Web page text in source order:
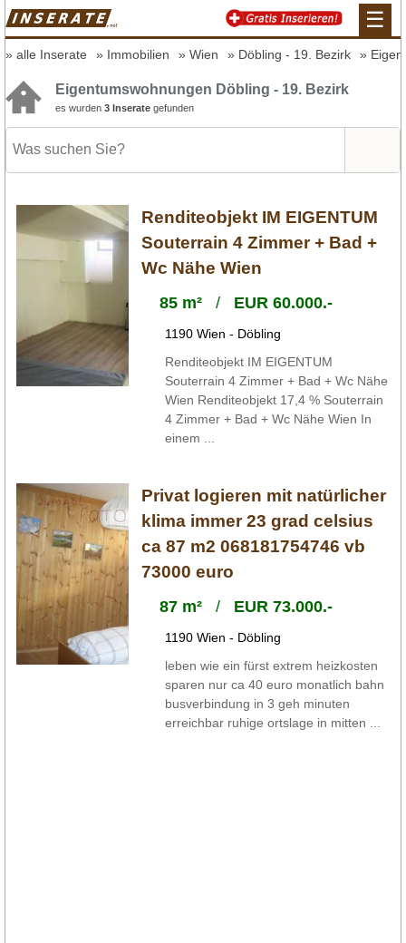
☰
alle Inserate Immobilien Wien Döbling - 19. Bezirk
Eigentumswohnungen Döbling - 19. Bezirk
es wurden 3 Inserate gefunden
Renditeobjekt IM EIGENTUM
Souterrain 4 Zimmer + Bad +
Wc Nähe Wien
85 m²/ EUR 60.000.-
1190 Wien - Döbling
Renditeobjekt IM EIGENTUM
Souterrain 4 Zimmer + Bad + Wc Nähe
Wien Renditeobjekt 17,4 % Souterrain
4 Zimmer + Bad + Wc Nähe Wien In
einem ...
Privat logieren mit natürlicher
klima immer 23 grad celsius
ca 87 m2 068181754746 vb
73000 euro
87 m²/ EUR 73.000.-
1190 Wien - Döbling
leben wie ein fürst extrem heizkosten
sparen nur ca 40 euro monatlich bahn
busverbindung in 3 geh minuten
erreichbar ruhige ortslage in mitten ...